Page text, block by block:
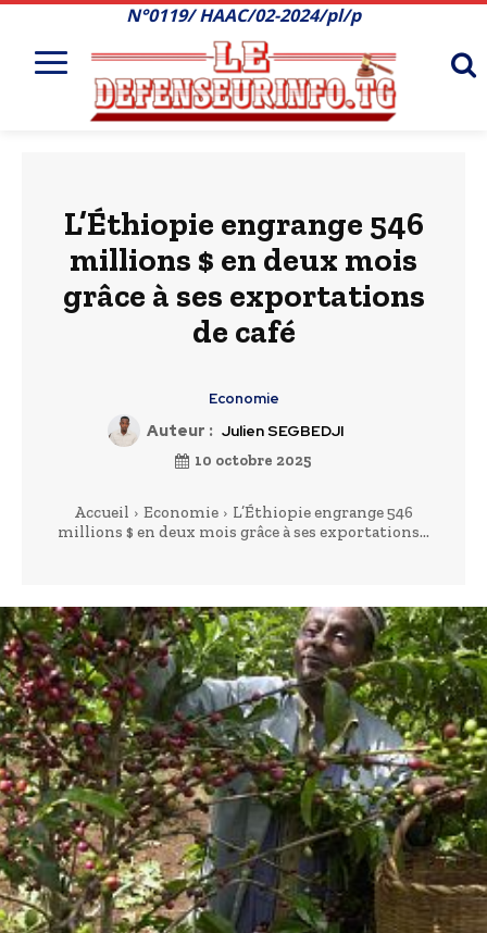
N°0119/ HAAC/02-2024/pl/p
L’Éthiopie engrange 546
millions $ en deux mois
grâce à ses exportations
de café
Economie
Auteur : Julien SEGBEDJI
10 octobre 2025
Accueil Economie
L’Éthiopie engrange 546
millions $ en deux mois grâce à ses exportations...